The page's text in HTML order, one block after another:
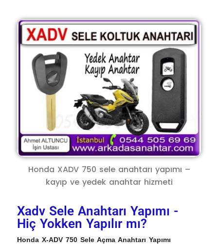
Honda XADV 750 sele anahtarı yapımı –
kayıp ve yedek anahtar hizmeti
Xadv Sele Anahtarı Yapımı -
Hiç Yokken Yapılır mı?
Honda X-ADV 750 Sele Açma Anahtarı Yapımı